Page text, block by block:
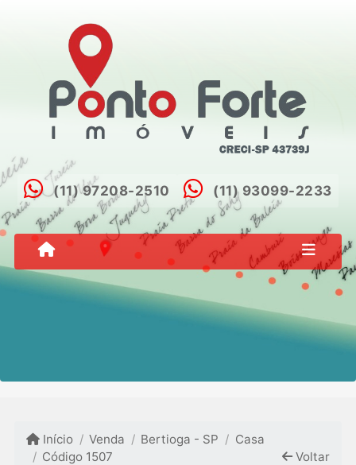
(11) 97208-2510 (11) 93099-2233
Início Venda Bertioga - SP
Casa
Código 1507
Voltar